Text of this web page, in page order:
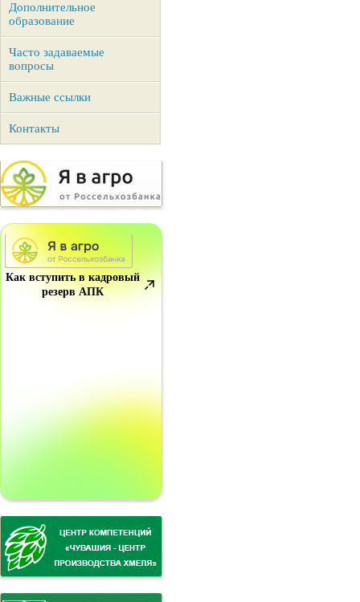
Дополнительное
образование
Часто задаваемые
вопросы
Важные ссылки
Контакты
Как вступить в кадровый
резерв АПК